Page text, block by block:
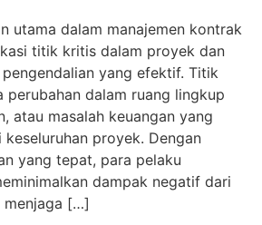
utama dalam manajemen kontrak
titik kritis dalam proyek dan
yang efektif. Titik
perubahan dalam ruang lingkup
atau masalah keuangan yang
proyek. Dengan
yang tepat, para pelaku
dampak negatif dari
menjaga […]